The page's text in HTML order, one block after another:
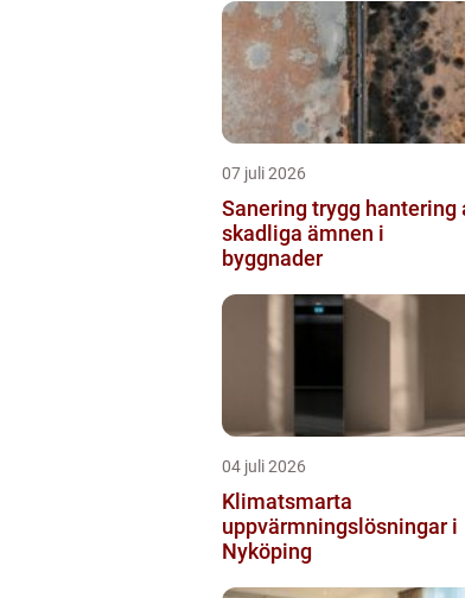
07 juli 2026
Sanering trygg hantering av
skadliga ämnen i
byggnader
04 juli 2026
Klimatsmarta
uppvärmningslösningar i
Nyköping